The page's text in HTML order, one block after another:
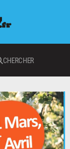
CHERCHER